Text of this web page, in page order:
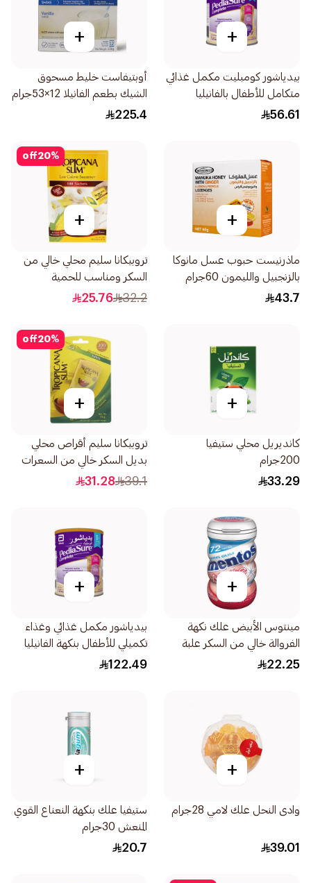
+
بيدياشور كومبليت مكمل غذائي
متكامل للأطفال بالفانيليا
400جرام
56.61
+
أوبتيفاست خليط مسحوق
الشيك بطعم الفانيلا 12×53جرام
225.4
+
ماذرنيست حبوب عسل مانوكا
بالزنجبيل والليمون 60جرام
43.7
20%
off
+
تروبيكانا سليم محلي خالي من
السكر ومناسب للحمية
100×2جرام
32.2
25.76
+
كانديريل محلي ستيفيا
200جرام
33.29
20%
off
+
تروبيكانا سليم أقراص محلي
بديل السكر خالي من السعرات
300قرص
39.1
31.28
+
مينتوس الأبيض علك نكهة
الفروالة خالي من السكر علبة
72قطعة
22.25
+
بيدياشور مكمل غذائي وغذاء
تكميلي للأطفال بنكهة الفانيليا
900جرام
122.49
+
وادى النحل علك لامي 28جرام
39.01
+
ستيفيا علك بنكهة النعناع القوي
المنعش 30جرام
20.7